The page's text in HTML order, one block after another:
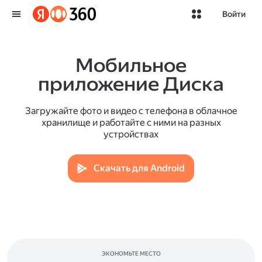
Войти
Мобильное
приложение Диска
Загружайте фото и видео с телефона в облачное
хранилище и работайте с ними на разных
устройствах
Скачать для Android
ЭКОНОМЬТЕ МЕСТО